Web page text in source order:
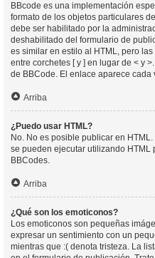
BBcode es una implementación
formato de los objetos particulares
debe ser habilitado por la
deshabilitado del formulario de
es similar en estilo al HTML, pero
entre corchetes [ y ] en lugar de < y
de BBCode. El enlace aparece
Arriba
¿Puedo usar HTML?
No. No es posible publicar en
se pueden ejecutar utilizando
BBCodes.
Arriba
¿Qué son los emoticonos?
Los emoticonos son pequeñas
expresar un sentimiento con un
mientras que :( denota tristeza. La